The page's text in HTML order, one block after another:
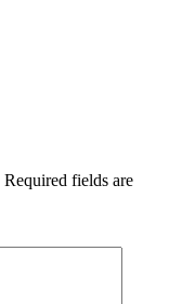
Required fields are